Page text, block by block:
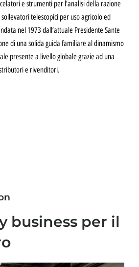
e strumenti per l’analisi della razione
telescopici per uso agricolo ed
nel 1973 dall’attuale Presidente Sante
di una solida guida familiare al dinamismo
presente a livello globale grazie ad una
e rivenditori.
business per il